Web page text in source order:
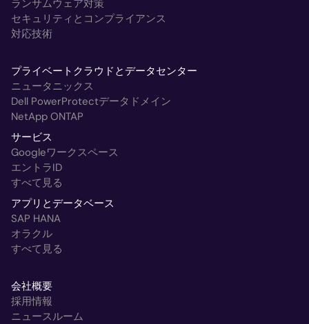
ランサムウェア対策
セキュリティとコンプライアンス
対応技術
プライベートクラウドとデータセンター
ニュータニックス
Dell PowerProtectデータドメイン
NetApp ONTAP
サービス
Googleワークスペース
エントラID
すべて見る
アプリとデータベース
SAP HANA
オラクル
すべて見る
会社概要
採用情報
ニュースルーム